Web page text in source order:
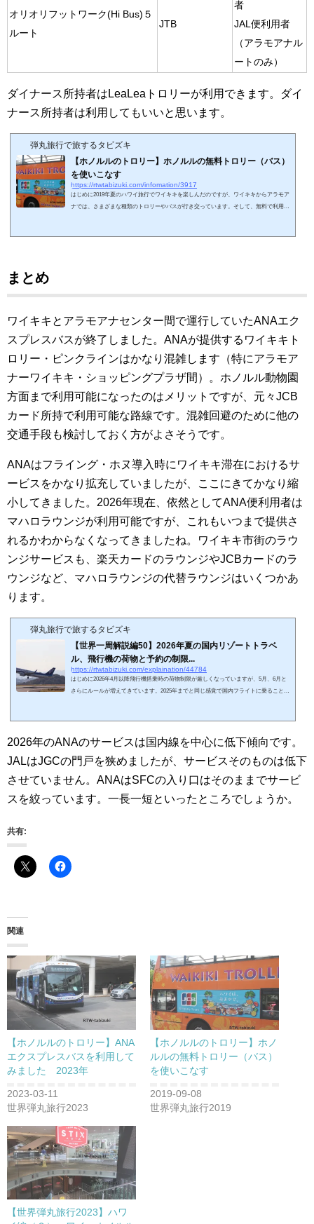
オリオリフットワーク(Hi Bus)５
ルート
JTB
者
JAL便利用者
（アラモアナル
ートのみ）
ダイナース所持者はLeaLeaトロリーが利用できます。ダイ
ナース所持者は利用してもいいと思います。
弾丸旅行で旅するタビズキ
【ホノルルのトロリー】ホノルルの無料トロリー（バス）
を使いこなす
https://rtwtabizuki.com/infomation/3917
はじめに2019年夏のハワイ旅行でワイキキを楽しんだのですが、ワイキキからアラモア
ナでは、さまざまな種類のトロリーやバスが行き交っています。そして、無料で利用で
まとめ
ワイキキとアラモアナセンター間で運行していたANAエク
スプレスバスが終了しました。ANAが提供するワイキキト
ロリー・ピンクラインはかなり混雑します（特にアラモア
ナーワイキキ・ショッピングプラザ間）。ホノルル動物園
方面まで利用可能になったのはメリットですが、元々JCB
カード所持で利用可能な路線です。混雑回避のために他の
交通手段も検討しておく方がよさそうです。
ANAはフライング・ホヌ導入時にワイキキ滞在におけるサ
ービスをかなり拡充していましたが、ここにきてかなり縮
小してきました。2026年現在、依然としてANA便利用者は
マハロラウンジが利用可能ですが、これもいつまで提供さ
れるかわからなくなってきましたね。ワイキキ市街のラウ
ンジサービスも、楽天カードのラウンジやJCBカードのラ
ウンジなど、マハロラウンジの代替ラウンジはいくつかあ
ります。
弾丸旅行で旅するタビズキ
【世界一周解説編50】2026年夏の国内リゾートトラベ
ル、飛行機の荷物と予約の制限...
https://rtwtabizuki.com/explaination/44784
はじめに2026年4月以降飛行機搭乗時の荷物制限が厳しくなっていますが、5月、6月と
さらにルールが増えてきています。2025年までと同じ感覚で国内フライトに乗ることは
です。スポンサーリンク (adsbygoogle = window.adsbygoogle || ).push({});機内持込荷物
2026年のANAのサービスは国内線を中心に低下傾向です。
JALはJGCの門戸を狭めましたが、サービスそのものは低下
させていません。ANAはSFCの入り口はそのままでサービ
スを絞っています。一長一短といったところでしょうか。
共有:
関連
【ホノルルのトロリー】ANA
エクスプレスバスを利用して
みました 2023年
2023-03-11
世界弾丸旅行2023
【ホノルルのトロリー】ホノ
ルルの無料トロリー（バス）
を使いこなす
2019-09-08
世界弾丸旅行2019
【世界弾丸旅行2023】ハワ